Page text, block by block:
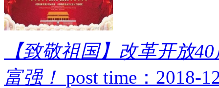
【致敬祖国】改革开放
富强！ post time：2018-